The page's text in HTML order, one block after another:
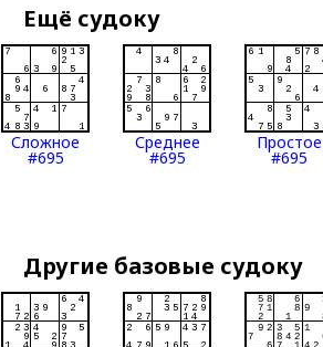
Ещё судоку
Сложное
#695
Среднее
#695
Простое
#695
Другие базовые судоку